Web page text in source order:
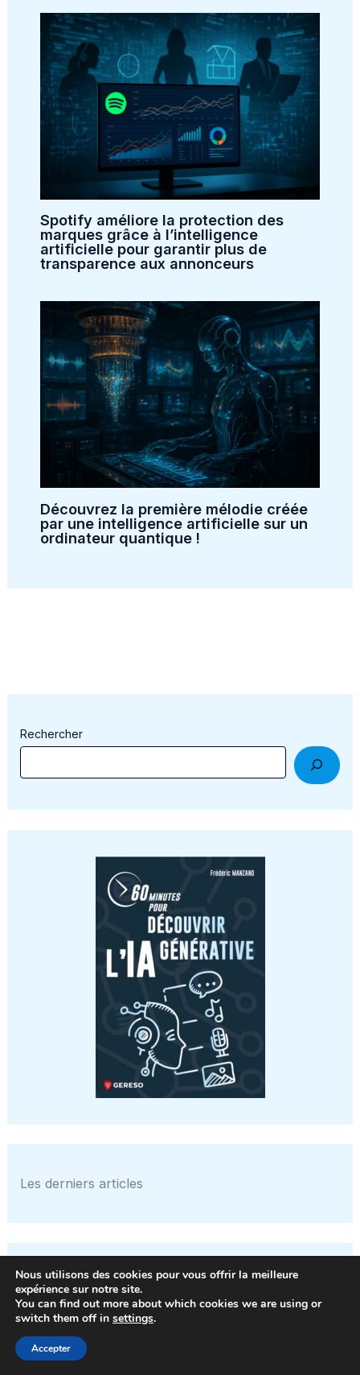
Spotify améliore la protection des
marques grâce à l’intelligence
artificielle pour garantir plus de
transparence aux annonceurs
Découvrez la première mélodie créée
par une intelligence artificielle sur un
ordinateur quantique !
Rechercher
Les derniers articles
Pour une révolution de l’IA fiable : pourquoi
l’Europe doit accélérer son développement
Nous utilisons des cookies pour vous offrir la meilleure
expérience sur notre site.
You can find out more about which cookies we are using or
switch them off in settings.
Accepter